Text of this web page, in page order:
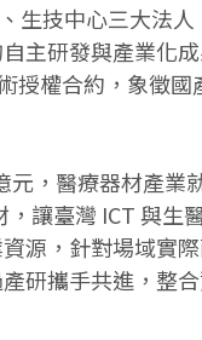
生技中心三大法
主研發與產業化
權合約，象徵
，醫療器材產業
讓臺灣 ICT 與生
源，針對場域實
研攜手共進，整